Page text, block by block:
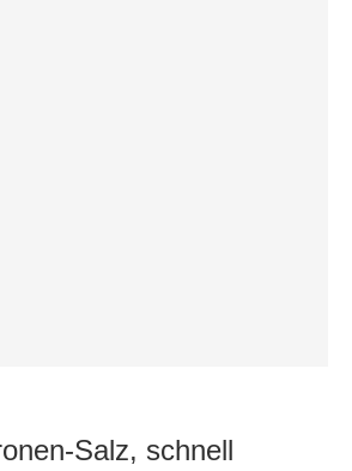
Salz, schnell